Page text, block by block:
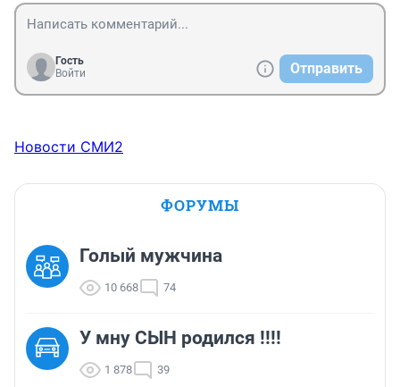
Гость
Войти
Отправить
Новости СМИ2
ФОРУМЫ
Голый мужчина
10 668 74
У мну СЫН родился !!!!
1 878 39